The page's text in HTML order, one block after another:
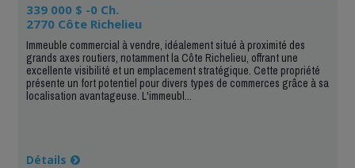
339 000 $ -0 Ch.
2770 Côte Richelieu
Immeuble commercial à vendre, idéalement situé à proximité des
grands axes routiers, notamment la Côte Richelieu, offrant une
excellente visibilité et un emplacement stratégique. Cette propriété
présente un fort potentiel pour divers types de commerces grâce à sa
localisation avantageuse. L'immeubl...
Détails